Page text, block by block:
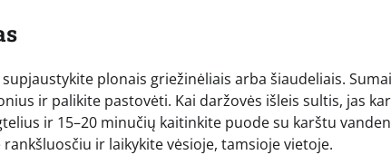
plonais griežinėliais arba šiaudeliais.
ir palikite pastovėti. Kai daržovės išleis sultis, jas
ir 15–20 minučių kaitinkite puode su karštu
ir laikykite vėsioje, tamsioje vietoje.